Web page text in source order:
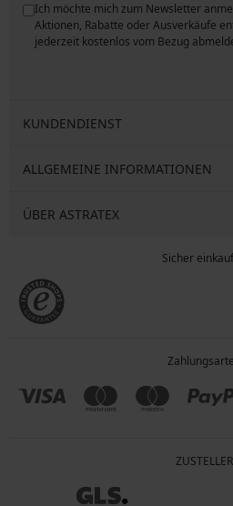
Ich möchte mich zum Newsletter
Aktionen, Rabatte oder Ausverkäufe
jederzeit kostenlos vom Bezug
KUNDENDIENST
ALLGEMEINE INFORMATIONEN
ÜBER ASTRATEX
Sicher
ZUSTELLER